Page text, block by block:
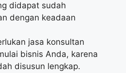
didapat sudah
dengan keadaan
jasa konsultan
bisnis Anda, karena
disusun lengkap.